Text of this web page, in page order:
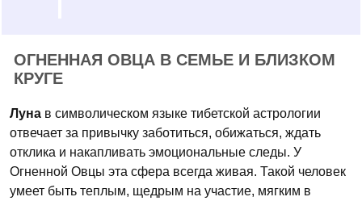
ОГНЕННАЯ ОВЦА В СЕМЬЕ И БЛИЗКОМ
КРУГЕ
Луна в символическом языке тибетской астрологии
отвечает за привычку заботиться, обижаться, ждать
отклика и накапливать эмоциональные следы. У
Огненной Овцы эта сфера всегда живая. Такой человек
умеет быть теплым, щедрым на участие, мягким в